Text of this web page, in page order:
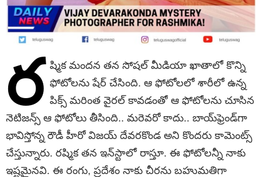
ర ష్మిక మందన తన సోషల్ మీడియా ఖాతాలో కొన్ని
ఫోటోలను షేర్ చేసింది. ఆ ఫోటోలలో శారీలో ఉన్న
పిక్స్ మరింత వైరల్ కావడంతో ఆ ఫోటోలను చూసిన
నెటిజన్స్ ఆ ఫోటోలు తీసింది.. మరెవరో కాదు.. బాయ్‌ఫ్రెండ్‌గా
భావిస్తోన్న రౌడీ హీరో విజయ్ దేవరకొండ అని కొందరు కామెంట్స్
చేస్తున్నారు. రష్మిక తన ఇన్‌స్టాలో రాస్తూ. ఈ ఫోటోలన్నీ నాకు
ఇష్టమైనవి. ఈ రంగు, ప్రదేశం నాకు చీరను బహుమతిగా